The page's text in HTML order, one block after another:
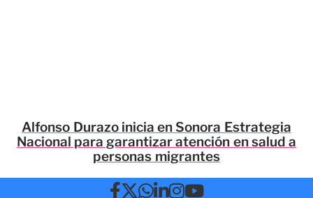
Alfonso Durazo inicia en Sonora Estrategia
Nacional para garantizar atención en salud a
personas migrantes